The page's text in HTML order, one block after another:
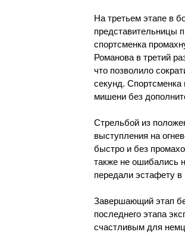
На третьем этапе в
представительницы
спортсменка
Романова в третий
что позволило
секунд. Спортсменка
мишени без
Стрельбой из
выступления на
быстро и без
также не ошибались
передали эстафету
Завершающий этап
последнего этапа
счастливым для